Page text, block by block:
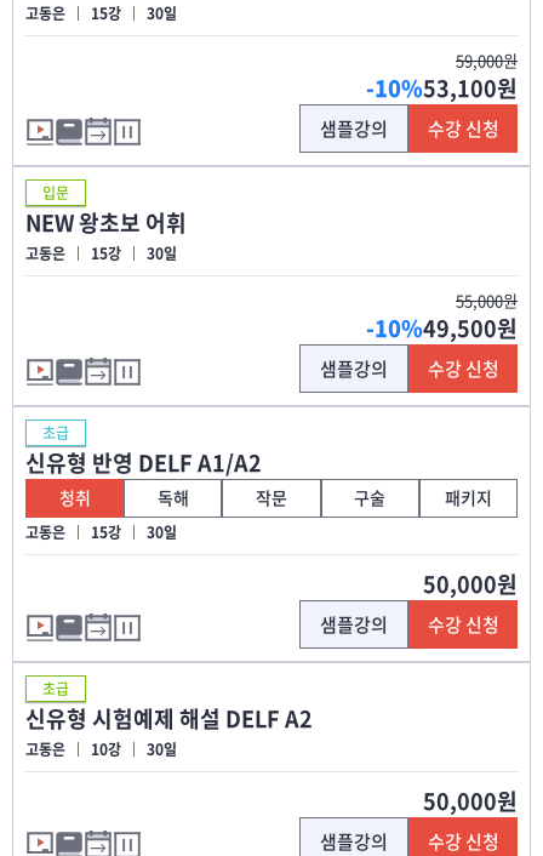
고동은 15강 30일
59,000원
-10%53,100원
샘플강의 수강 신청
입문
NEW 왕초보 어휘
고동은 15강 30일
55,000원
-10%49,500원
샘플강의 수강 신청
초급
신유형 반영 DELF A1/A2
청취 독해 작문 구술 패키지
고동은 15강 30일
50,000원
샘플강의 수강 신청
초급
신유형 시험예제 해설 DELF A2
고동은 10강 30일
50,000원
샘플강의 수강 신청